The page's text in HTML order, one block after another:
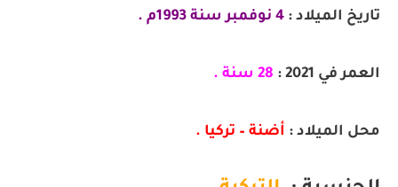
تاريخ الميلاد : 4 نوفمبر سنة 1993م .
العمر في 2021 : 28 سنة .
محل الميلاد : أضنة – تركيا .